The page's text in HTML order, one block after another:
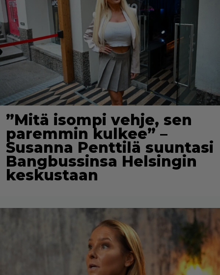
”Mitä isompi vehje, sen
paremmin kulkee” –
Susanna Penttilä suuntasi
Bangbussinsa Helsingin
keskustaan